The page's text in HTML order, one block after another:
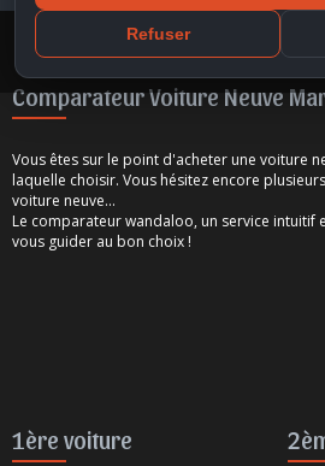
Refuser
Comparateur Voiture Neuve
Vous êtes sur le point d'acheter une voiture
laquelle choisir. Vous hésitez encore
voiture neuve...
Le comparateur wandaloo, un service intuitif
vous guider au bon choix !
1ère voiture